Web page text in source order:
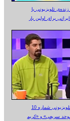
زنده‌ی تلویزیونی‌ با
برای اولین بار
شماره 10